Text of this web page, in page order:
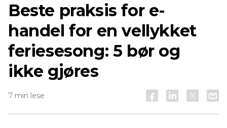
Beste praksis for e-
handel for en vellykket
feriesesong: 5 bør og
ikke gjøres
7 min lese